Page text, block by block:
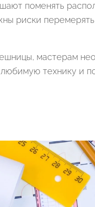
поменять
риски
мастерам
технику и